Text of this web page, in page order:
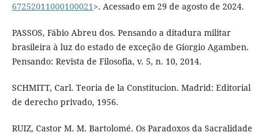
67252011000100021>. Acessado em 29 de agosto de 2024.
PASSOS, Fábio Abreu dos. Pensando a ditadura militar
brasileira à luz do estado de exceção de Giorgio Agamben.
Pensando: Revista de Filosofia, v. 5, n. 10, 2014.
SCHMITT, Carl. Teoria de la Constitucion. Madrid: Editorial
de derecho privado, 1956.
RUIZ, Castor M. M. Bartolomé. Os Paradoxos da Sacralidade